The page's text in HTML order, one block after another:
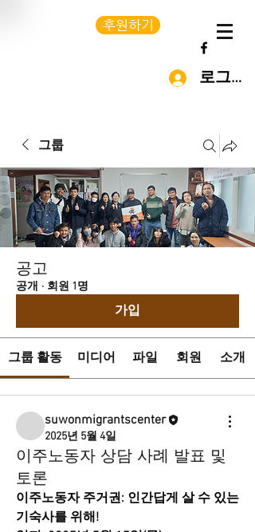
로그인
후원하기
그룹
공고
공개 · 회원 1명
가입
그룹 활동 미디어 파일 회원 소개
suwonmigrantscenter
2025년 5월 4일
이주노동자 상담 사례 발표 및
토론
이주노동자 주거권: 인간답게 살 수 있는
기숙사를 위해!